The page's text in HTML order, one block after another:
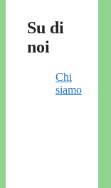
Su di
noi
Chi
siamo